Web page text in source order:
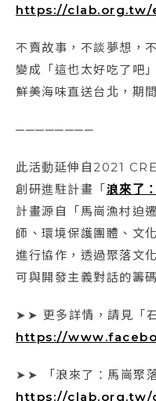
https://clab.org.tw/
不賣故事，不談夢想，
變成「這也太好吃了吧
鮮美海味直送台北，期
────────
此活動延伸自2021
創研進駐計畫「浪來了
計畫源自「馬崗漁村迫
師、環境保護團體、文
進行協作，透過聚落文
可與開發主義對話的籌
➤➤ 更多詳情，請見「
https://
➤➤ 「浪來了：馬崗聚
https://clab.org.tw/